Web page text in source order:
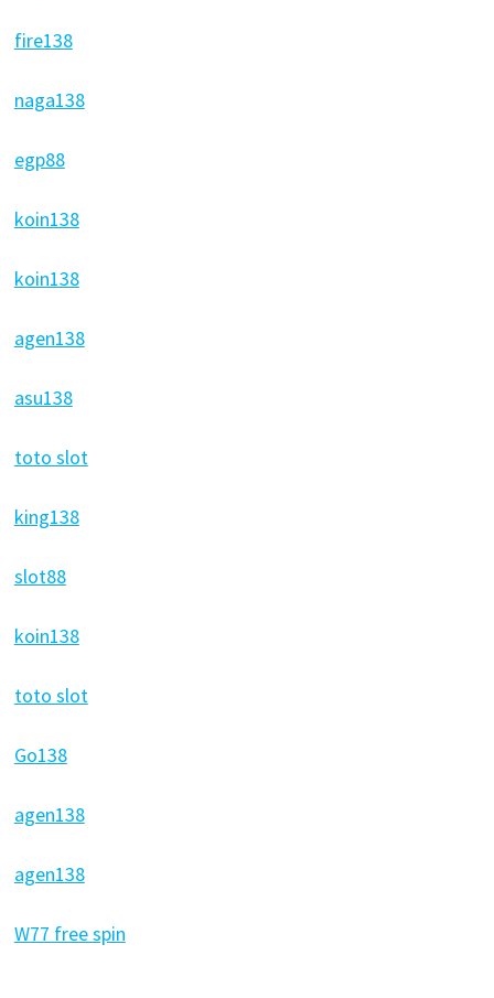
fire138
naga138
egp88
koin138
koin138
agen138
asu138
toto slot
king138
slot88
koin138
toto slot
Go138
agen138
agen138
W77 free spin